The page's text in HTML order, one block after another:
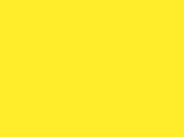
trattamento di
devi ricordare che i costi
Adottare un bambino è un
impegnativo. Può essere
drenante: c'è un'infinità di